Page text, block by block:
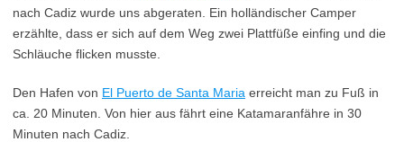
nach Cadiz wurde uns abgeraten. Ein holländischer Camper
erzählte, dass er sich auf dem Weg zwei Plattfüße einfing und die
Schläuche flicken musste.
Den Hafen von El Puerto de Santa Maria erreicht man zu Fuß in
ca. 20 Minuten. Von hier aus fährt eine Katamaranfähre in 30
Minuten nach Cadiz.